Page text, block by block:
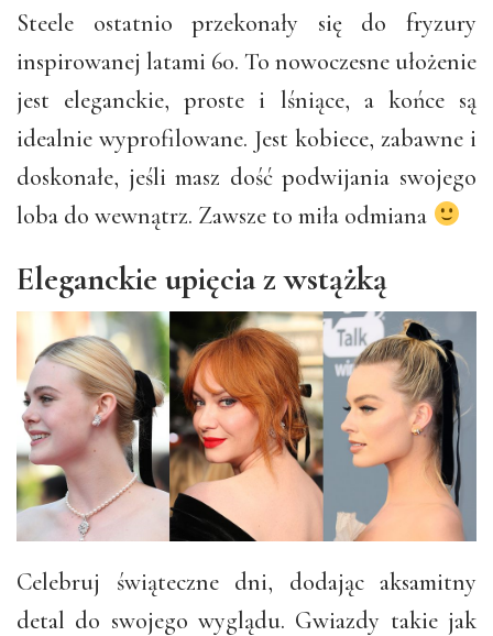
Steele ostatnio przekonały się do fryzury
inspirowanej latami 60. To nowoczesne ułożenie
jest eleganckie, proste i lśniące, a końce są
idealnie wyprofilowane. Jest kobiece, zabawne i
doskonałe, jeśli masz dość podwijania swojego
loba do wewnątrz. Zawsze to miła odmiana
Eleganckie upięcia z wstążką
Celebruj świąteczne dni, dodając aksamitny
detal do swojego wyglądu. Gwiazdy takie jak